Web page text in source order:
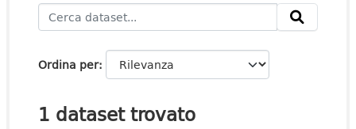
Ordina per
1 dataset trovato